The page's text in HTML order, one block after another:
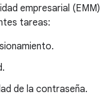
empresarial (EMM)
tareas:
de la contraseña.